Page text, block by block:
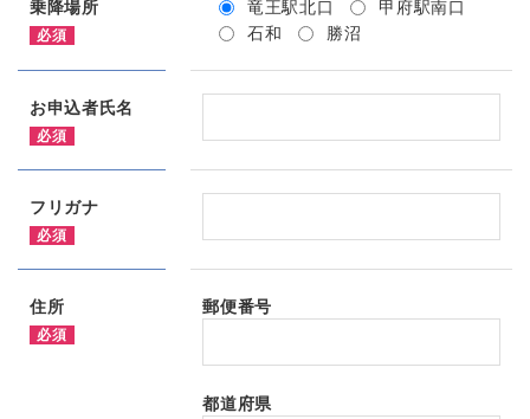
乗降場所
必須
竜王駅北口
甲府駅南口
石和
勝沼
お申込者氏名
必須
フリガナ
必須
住所
必須
郵便番号
都道府県